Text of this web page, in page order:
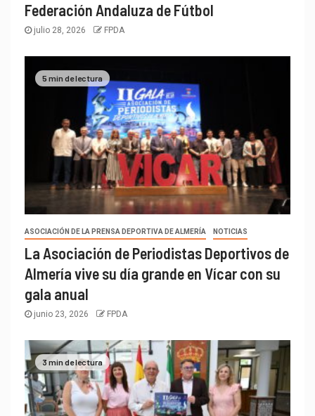
Federación Andaluza de Fútbol
julio 28, 2026 FPDA
5 min de lectura
ASOCIACIÓN DE LA PRENSA DEPORTIVA DE ALMERÍA NOTICIAS
La Asociación de Periodistas Deportivos de
Almería vive su día grande en Vícar con su
gala anual
junio 23, 2026 FPDA
3 min de lectura